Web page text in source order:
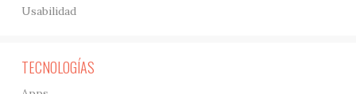
Usabilidad
TECNOLOGÍAS